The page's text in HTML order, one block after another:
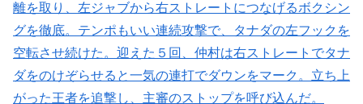
離を取り、左ジャブから右ストレートにつなげるボクシン
グを徹底。テンポもいい連続攻撃で、タナダの左フックを
空転させ続けた。迎えた５回、仲村は右ストレートでタナ
ダをのけぞらせると一気の連打でダウンをマーク。立ち上
がった王者を追撃し、主審のストップを呼び込んだ。